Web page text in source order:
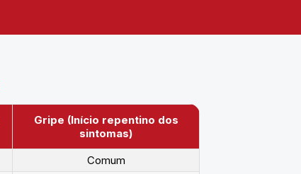
Gripe (Início repentino dos
sintomas)
Comum